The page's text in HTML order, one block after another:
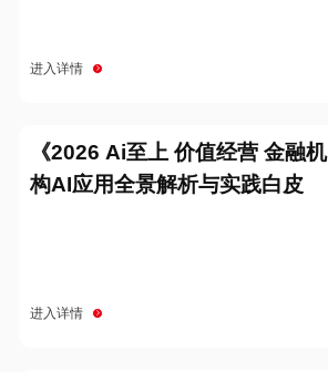
进入详情
《2026 Ai至上 价值经营 金融机
构AI应用全景解析与实践白皮
进入详情